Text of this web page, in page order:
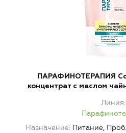
ПАРАФИНОТЕРАПИЯ
концентрат с маслом
Линия
Назначение Питание,